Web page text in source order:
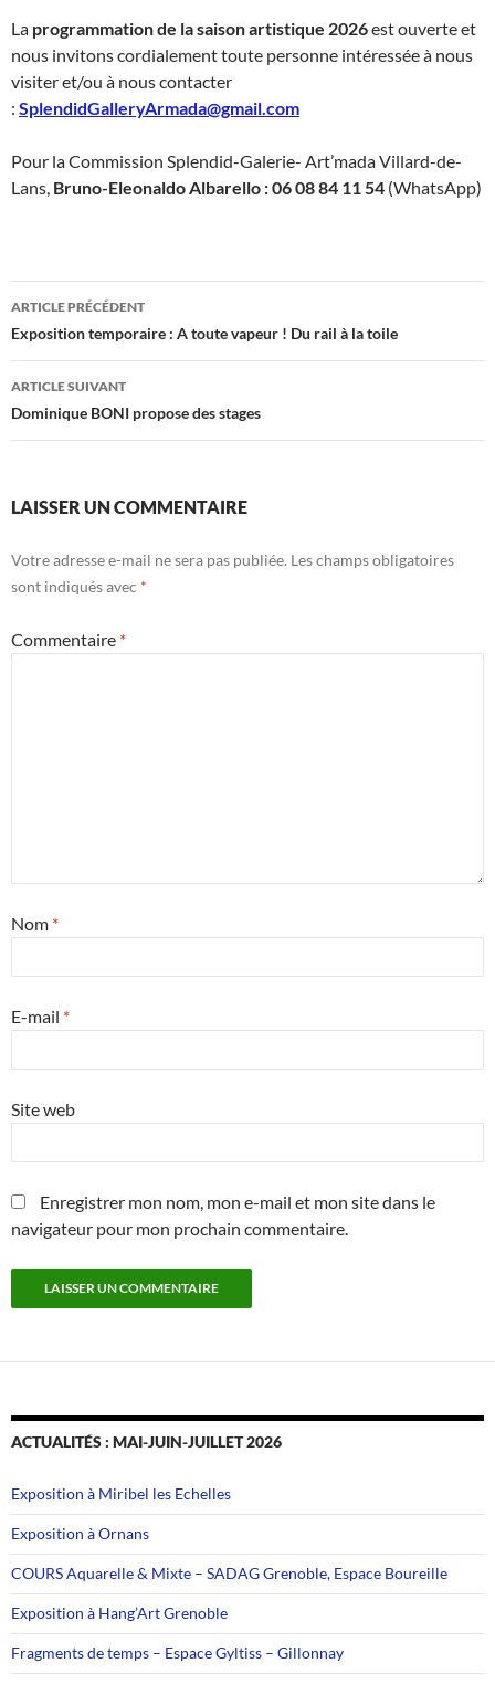
La programmation de la saison artistique 2026est ouverte et
nous invitons cordialement toute personne intéressée à nous
visiter et/ou à nous contacter
: SplendidGalleryArmada@gmail.com
Pour la Commission Splendid-Galerie- Art’mada Villard-de-
Lans, Bruno-EleonaldoAlbarello :06 08 84 11 54 (WhatsApp)
Navigation
des
articles
ARTICLE PRÉCÉDENT
Exposition temporaire : A toute vapeur ! Du rail à la toile
ARTICLE SUIVANT
Dominique BONI propose des stages
LAISSER UN COMMENTAIRE
Votre adresse e-mail ne sera pas publiée. Les champs obligatoires
sont indiqués avec *
Commentaire *
Nom *
E-mail *
Site web
Enregistrer mon nom, mon e-mail et mon site dans le
navigateur pour mon prochain commentaire.
ACTUALITÉS : MAI-JUIN-JUILLET 2026
Exposition à Miribel les Echelles
Exposition à Ornans
COURS Aquarelle & Mixte – SADAG Grenoble, Espace Boureille
Exposition à Hang’Art Grenoble
Fragments de temps – Espace Gyltiss – Gillonnay